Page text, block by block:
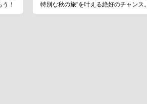
！
特別な秋の旅”を叶える絶好のチャンス。